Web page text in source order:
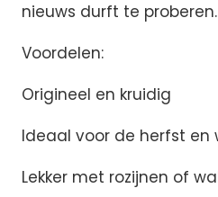
nieuws durft te proberen.
Voordelen:
Origineel en kruidig
Ideaal voor de herfst en
Lekker met rozijnen of